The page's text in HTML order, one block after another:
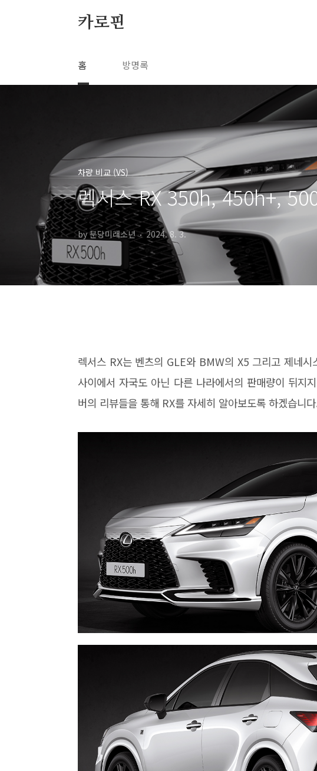
카로핀
홈 방명록
차량 비교 (VS)
렉서스 RX 350h, 450h+,
by 분당미래소년 2024. 8. 3.
렉서스 RX는 벤츠의 GLE와 BMW의 X5 그리고 제네
사이에서 자국도 아닌 다른 나라에서의 판매량이 뒤지
버의 리뷰들을 통해 RX를 자세히 알아보도록 하겠습니